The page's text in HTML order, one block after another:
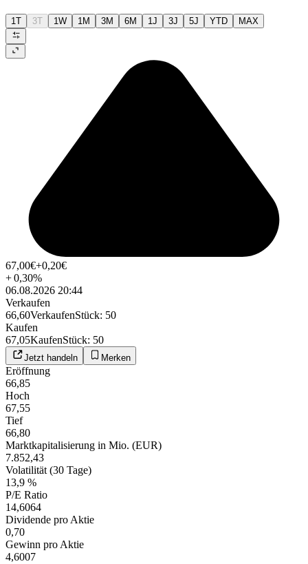
1T 3T 1W 1M 3M 6M 1J 3J 5J YTD MAX
67,00€+0,20€
+0,30%
06.08.2026 20:44
Verkaufen
66,60VerkaufenStück: 50
Kaufen
67,05KaufenStück: 50
Jetzt handeln Merken
Eröffnung
66,85
Hoch
67,55
Tief
66,80
Marktkapitalisierung in Mio. (EUR)
7.852,43
Volatilität (30 Tage)
13,9 %
P/E Ratio
14,6064
Dividende pro Aktie
0,70
Gewinn pro Aktie
4,6007